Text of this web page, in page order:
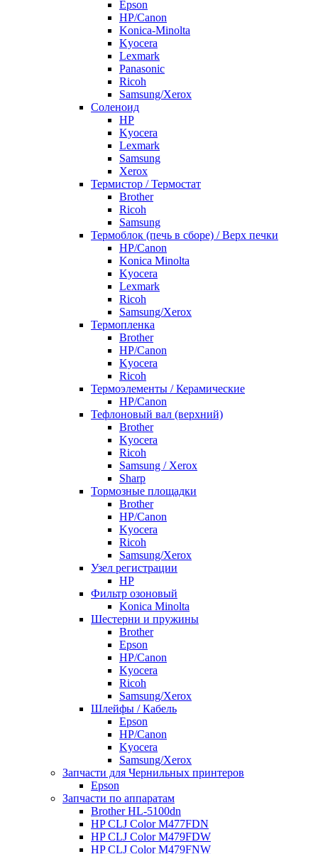
Epson
HP/Canon
Konica-Minolta
Kyocera
Lexmark
Panasonic
Ricoh
Samsung/Xerox
Соленоид
HP
Kyocera
Lexmark
Samsung
Xerox
Термистор / Термостат
Brother
Ricoh
Samsung
Термоблок (печь в сборе) / Верх печки
HP/Canon
Konica Minolta
Kyocera
Lexmark
Ricoh
Samsung/Xerox
Термопленка
Brother
HP/Canon
Kyocera
Ricoh
Термоэлементы / Керамические
HP/Canon
Тефлоновый вал (верхний)
Brother
Kyocera
Ricoh
Samsung / Xerox
Sharp
Тормозные площадки
Brother
HP/Canon
Kyocera
Ricoh
Samsung/Xerox
Узел регистрации
HP
Фильтр озоновый
Konica Minolta
Шестерни и пружины
Brother
Epson
HP/Canon
Kyocera
Ricoh
Samsung/Xerox
Шлейфы / Кабель
Epson
HP/Canon
Kyocera
Samsung/Xerox
Запчасти для Чернильных принтеров
Epson
Запчасти по аппаратам
Brother HL-5100dn
HP CLJ Color M477FDN
HP CLJ Color M479FDW
HP CLJ Color M479FNW